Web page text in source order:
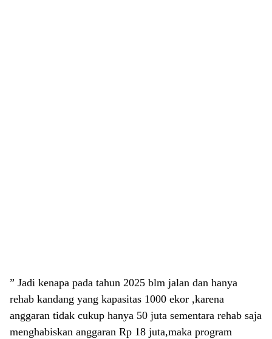
” Jadi kenapa pada tahun 2025 blm jalan dan hanya
rehab kandang yang kapasitas 1000 ekor ,karena
anggaran tidak cukup hanya 50 juta sementara rehab saja
menghabiskan anggaran Rp 18 juta,maka program